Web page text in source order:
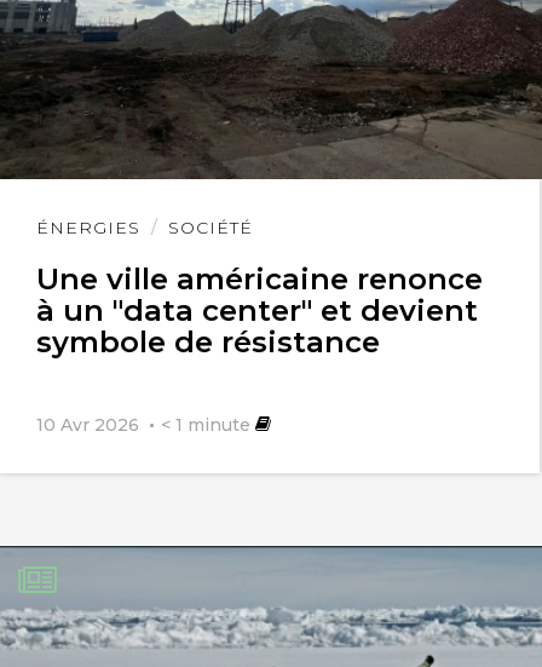
ÉNERGIES SOCIÉTÉ
Une ville américaine renonce
à un "data center" et devient
symbole de résistance
10 Avr 2026 < 1 minute
Lire